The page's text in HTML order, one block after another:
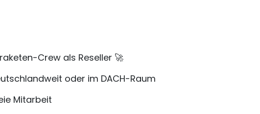
Crew als Reseller 🚀
oder im DACH-Raum
Mitarbeit